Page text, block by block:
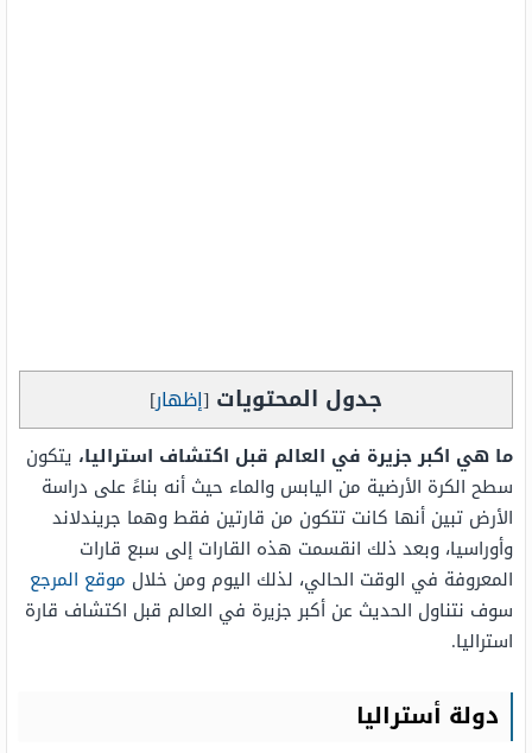
جدول المحتويات [إظهار]
ما هي اكبر جزيرة في العالم قبل اكتشاف استراليا، يتكون
سطح الكرة الأرضية من اليابس والماء حيث أنه بناءً على دراسة
الأرض تبين أنها كانت تتكون من قارتين فقط وهما جريندلاند
وأوراسيا، وبعد ذلك انقسمت هذه القارات إلى سبع قارات
المعروفة في الوقت الحالي، لذلك اليوم ومن خلال موقع المرجع
سوف نتناول الحديث عن أكبر جزيرة في العالم قبل اكتشاف قارة
استراليا.
دولة أستراليا